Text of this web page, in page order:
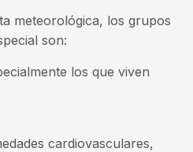
meteorológica, los grupos
son:
los que viven
cardiovasculares,